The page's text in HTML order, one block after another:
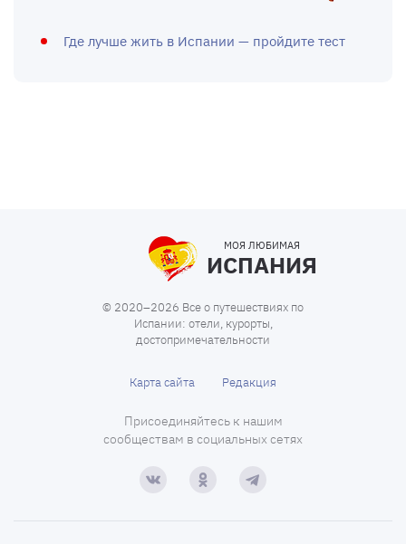
Где лучше жить в Испании — пройдите тест
МОЯ ЛЮБИМАЯ
ИСПАНИЯ
© 2020–2026 Все о путешествиях по
Испании: отели, курорты,
достопримечательности
Карта сайта Редакция
Присоединяйтесь к нашим
сообществам в социальных сетях